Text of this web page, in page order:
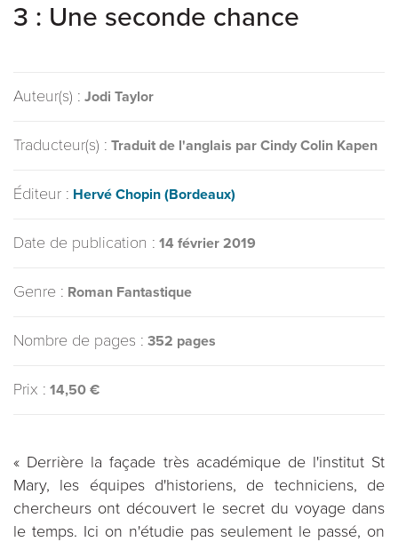
3 : Une seconde chance
Auteur(s) : Jodi Taylor
Traducteur(s) : Traduit de l'anglais par Cindy Colin Kapen
Éditeur : Hervé Chopin (Bordeaux)
Date de publication : 14 février 2019
Genre : Roman Fantastique
Nombre de pages : 352 pages
Prix : 14,50 €
« Derrière la façade très académique de l'institut St
Mary, les équipes d'historiens, de techniciens, de
chercheurs ont découvert le secret du voyage dans
le temps. Ici on n'étudie pas seulement le passé, on